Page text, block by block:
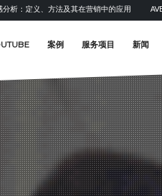
营销中的应用 AVE：广告价值等效值的
案例 服务项目 新闻